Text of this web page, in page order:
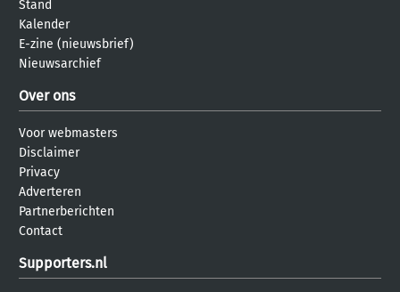
Stand
Kalender
E-zine (nieuwsbrief)
Nieuwsarchief
Over ons
Voor webmasters
Disclaimer
Privacy
Adverteren
Partnerberichten
Contact
Supporters.nl